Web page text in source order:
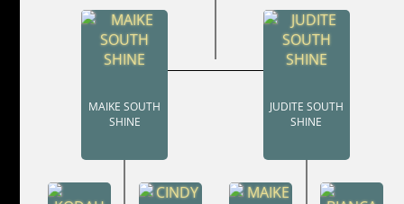
MAIKE SOUTH
SHINE
JUDITE SOUTH
SHINE